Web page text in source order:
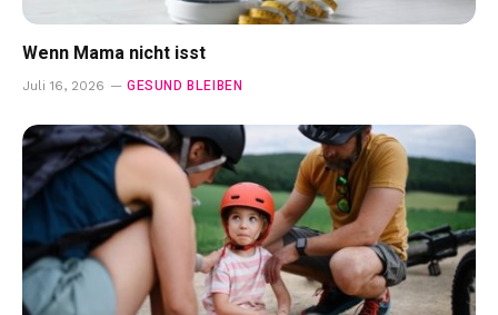
Wenn Mama nicht isst
Juli 16, 2026 GESUND BLEIBEN